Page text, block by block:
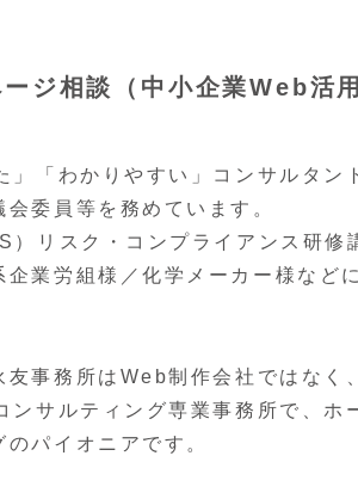
ジ相談（中小企業Web活
」「わかりやすい」コンサルタ
委員等を務めています。
）リスク・コンプライアンス研修
企業労組様／化学メーカー様など
事務所はWeb制作会社ではなく
サルティング専業事務所で、ホ
パイオニアです。